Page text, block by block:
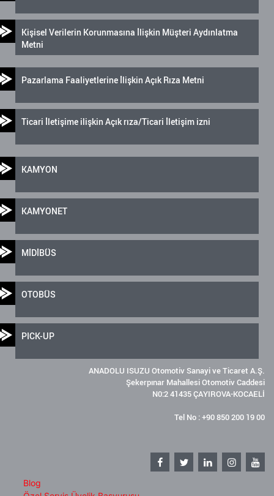
Kişisel Verilerin Korunmasına İlişkin Müşteri Aydınlatma
Metni
Pazarlama Faaliyetlerine İlişkin Açık Rıza Metni
Ticari İletişime ilişkin Açık rıza/Ticari İletişim izni
KAMYON
KAMYONET
MİDİBÜS
OTOBÜS
PICK-UP
ANADOLU ISUZU Otomotiv Sanayi ve Ticaret A.Ş.
Şekerpınar Mahallesi Otomotiv Caddesi
N0:2 41435 ÇAYIROVA-KOCAELİ
Tel No : +90 850 200 19 00
Blog